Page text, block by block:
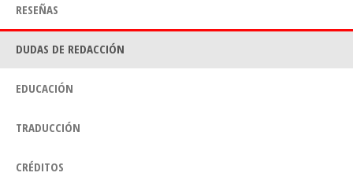
RESEÑAS
DUDAS DE REDACCIÓN
EDUCACIÓN
TRADUCCIÓN
CRÉDITOS